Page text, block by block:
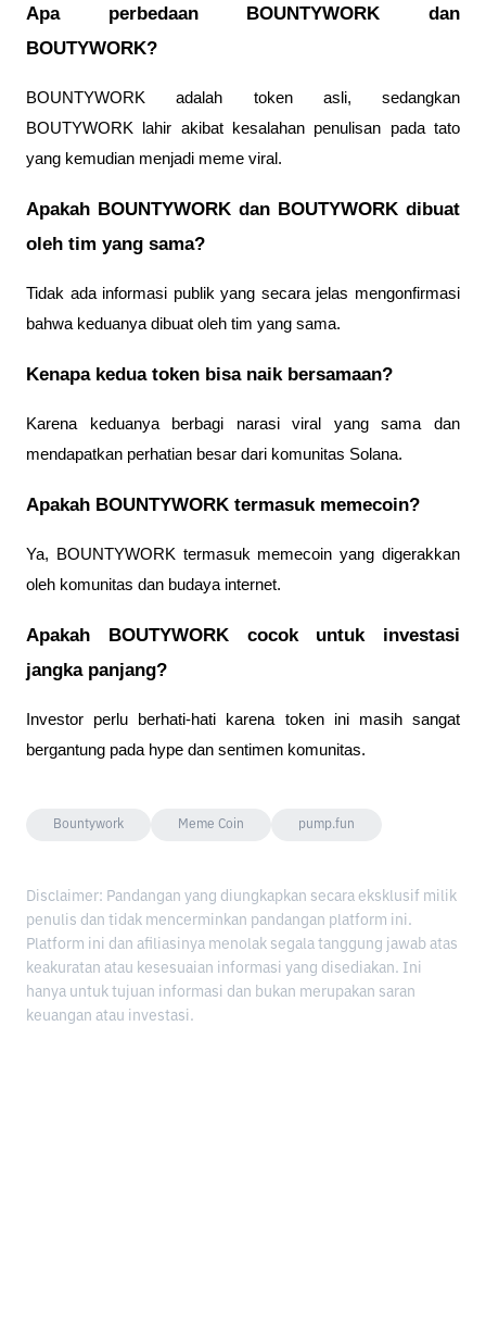
Apa perbedaan BOUNTYWORK dan
BOUTYWORK?
BOUNTYWORK adalah token asli, sedangkan
BOUTYWORK lahir akibat kesalahan penulisan pada tato
yang kemudian menjadi meme viral.
Apakah BOUNTYWORK dan BOUTYWORK dibuat
oleh tim yang sama?
Tidak ada informasi publik yang secara jelas mengonfirmasi
bahwa keduanya dibuat oleh tim yang sama.
Kenapa kedua token bisa naik bersamaan?
Karena keduanya berbagi narasi viral yang sama dan
mendapatkan perhatian besar dari komunitas Solana.
Apakah BOUNTYWORK termasuk memecoin?
Ya, BOUNTYWORK termasuk memecoin yang digerakkan
oleh komunitas dan budaya internet.
Apakah BOUTYWORK cocok untuk investasi
jangka panjang?
Investor perlu berhati-hati karena token ini masih sangat
bergantung pada hype dan sentimen komunitas.
Bountywork Meme Coin pump.fun
Disclaimer: Pandangan yang diungkapkan secara eksklusif milik
penulis dan tidak mencerminkan pandangan platform ini.
Platform ini dan afiliasinya menolak segala tanggung jawab atas
keakuratan atau kesesuaian informasi yang disediakan. Ini
hanya untuk tujuan informasi dan bukan merupakan saran
keuangan atau investasi.